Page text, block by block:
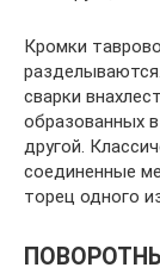
Кромки
сварки
образованных
другой.
соединенные
торец одного